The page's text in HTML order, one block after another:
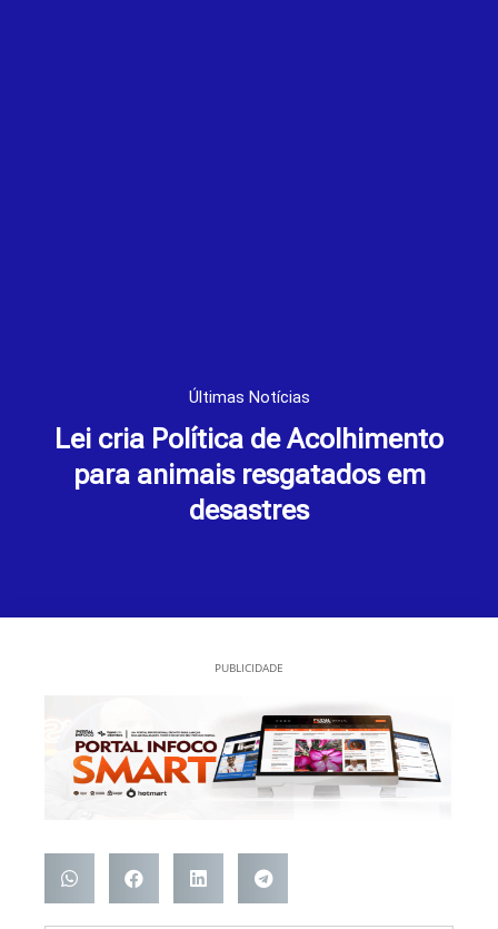
Últimas Notícias
Lei cria Política de Acolhimento
para animais resgatados em
desastres
PUBLICIDADE